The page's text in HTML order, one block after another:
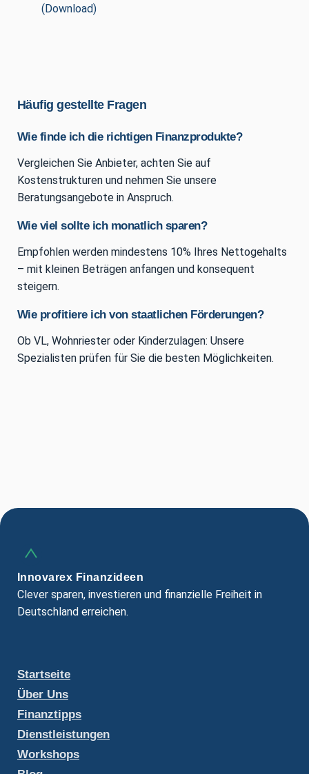
(Download)
Häufig gestellte Fragen
Wie finde ich die richtigen Finanzprodukte?
Vergleichen Sie Anbieter, achten Sie auf
Kostenstrukturen und nehmen Sie unsere
Beratungsangebote in Anspruch.
Wie viel sollte ich monatlich sparen?
Empfohlen werden mindestens 10% Ihres Nettogehalts
– mit kleinen Beträgen anfangen und konsequent
steigern.
Wie profitiere ich von staatlichen Förderungen?
Ob VL, Wohnriester oder Kinderzulagen: Unsere
Spezialisten prüfen für Sie die besten Möglichkeiten.
Innovarex Finanzideen
Clever sparen, investieren und finanzielle Freiheit in
Deutschland erreichen.
Startseite
Über Uns
Finanztipps
Dienstleistungen
Workshops